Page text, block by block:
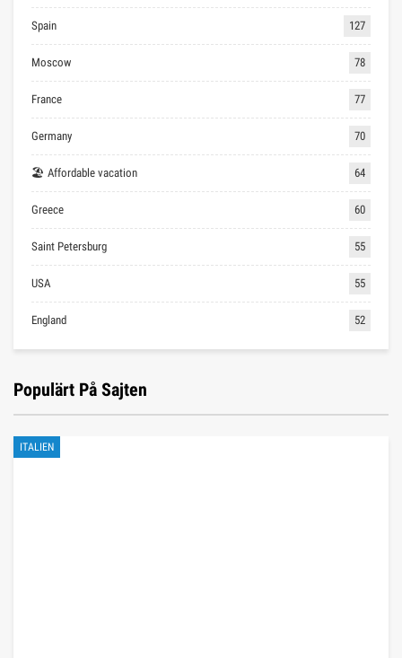
Spain 127
Moscow 78
France 77
Germany 70
🏖 Affordable vacation 64
Greece 60
Saint Petersburg 55
USA 55
England 52
Populärt På Sajten
ITALIEN